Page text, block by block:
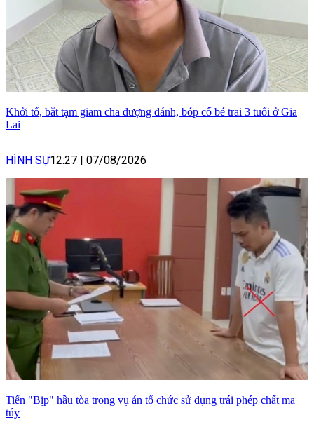
Khởi tố, bắt tạm giam cha dượng đánh, bóp cổ bé trai 3 tuổi ở Gia
Lai
HÌNH SỰ12:27 | 07/08/2026
Tiến "Bịp" hầu tòa trong vụ án tổ chức sử dụng trái phép chất ma
túy